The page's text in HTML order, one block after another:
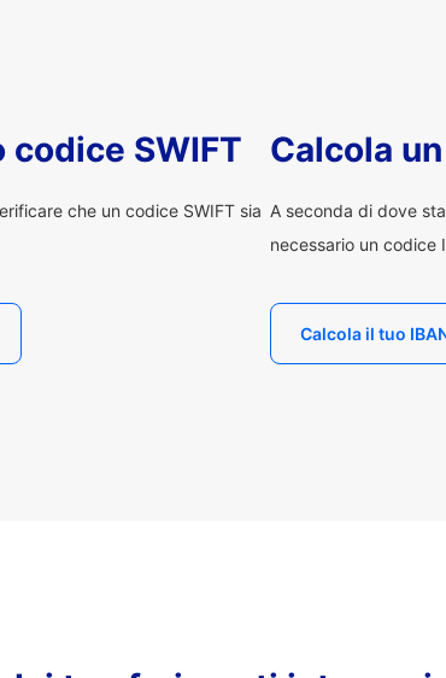
SWIFT
che un codice SWIFT sia
Calcola
A seconda di dove
necessario un codice
Calcola il tuo